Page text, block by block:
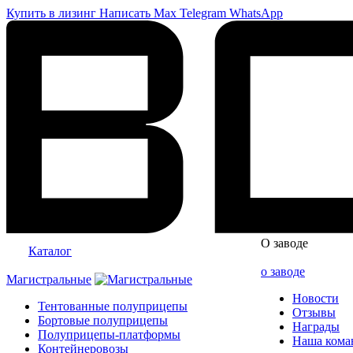
Купить в лизинг Написать Max Telegram WhatsApp
Каталог
Магистральные
Тентованные полуприцепы
Бортовые полуприцепы
Полуприцепы-платформы
Контейнеровозы
О заводе
о заводе
Новости
Отзывы
Награды
Наша